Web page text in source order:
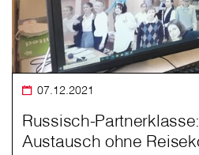
07.12.2021
Russisch-
Austausch ohne